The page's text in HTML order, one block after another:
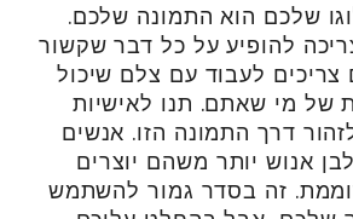
שלכם הוא התמונה שלכם.
להופיע על כל דבר שקשור
לעבוד עם צלם שיכול
של מי שאתם. תנו לאישיות
דרך התמונה הזו. אנשים
אנוש יותר משהם יוצרים
זה בסדר גמור להשתמש